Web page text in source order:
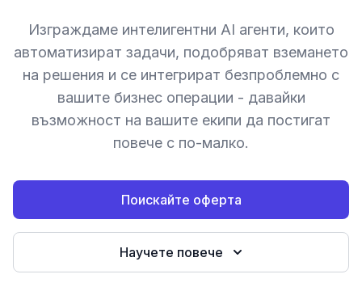
Изграждаме интелигентни AI агенти, които
автоматизират задачи, подобряват вземането
на решения и се интегрират безпроблемно с
вашите бизнес операции - давайки
възможност на вашите екипи да постигат
повече с по-малко.
Поискайте оферта
Научете повече